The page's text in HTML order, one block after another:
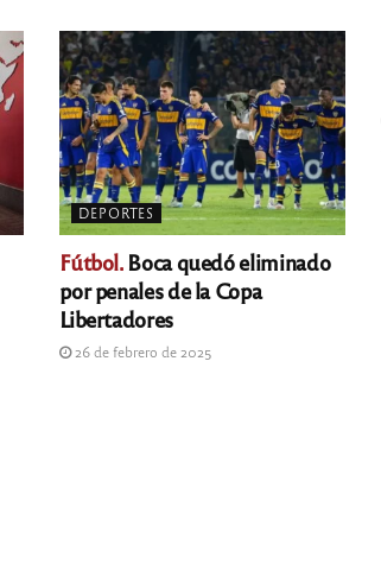
DEPORTES
Fútbol.Boca quedó eliminado
por penales de la Copa
Libertadores
26 de febrero de 2025